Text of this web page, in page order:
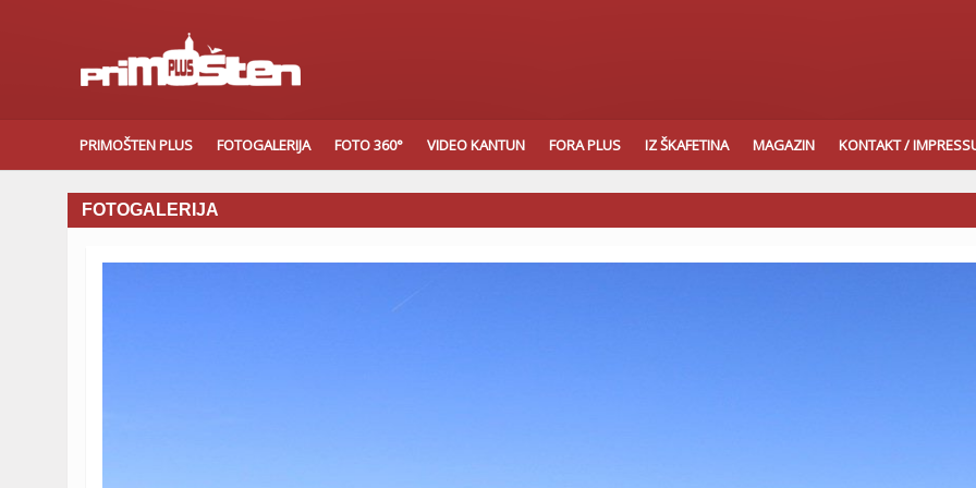
PRIMOŠTEN PLUS FOTOGALERIJA FOTO 360° VIDEO KANTUN FORA PLUS IZ ŠKAFETINA MAGAZIN KONTAKT /
FOTOGALERIJA